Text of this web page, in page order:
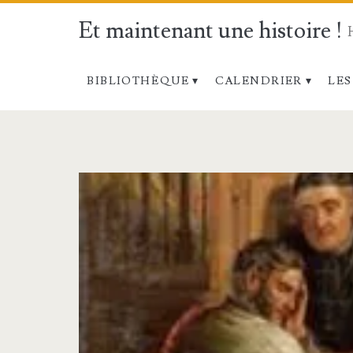
Et maintenant une histoire !
BIBLIOTHÈQUE CALENDRIER
<span>Les
lèvres
scellées
ou